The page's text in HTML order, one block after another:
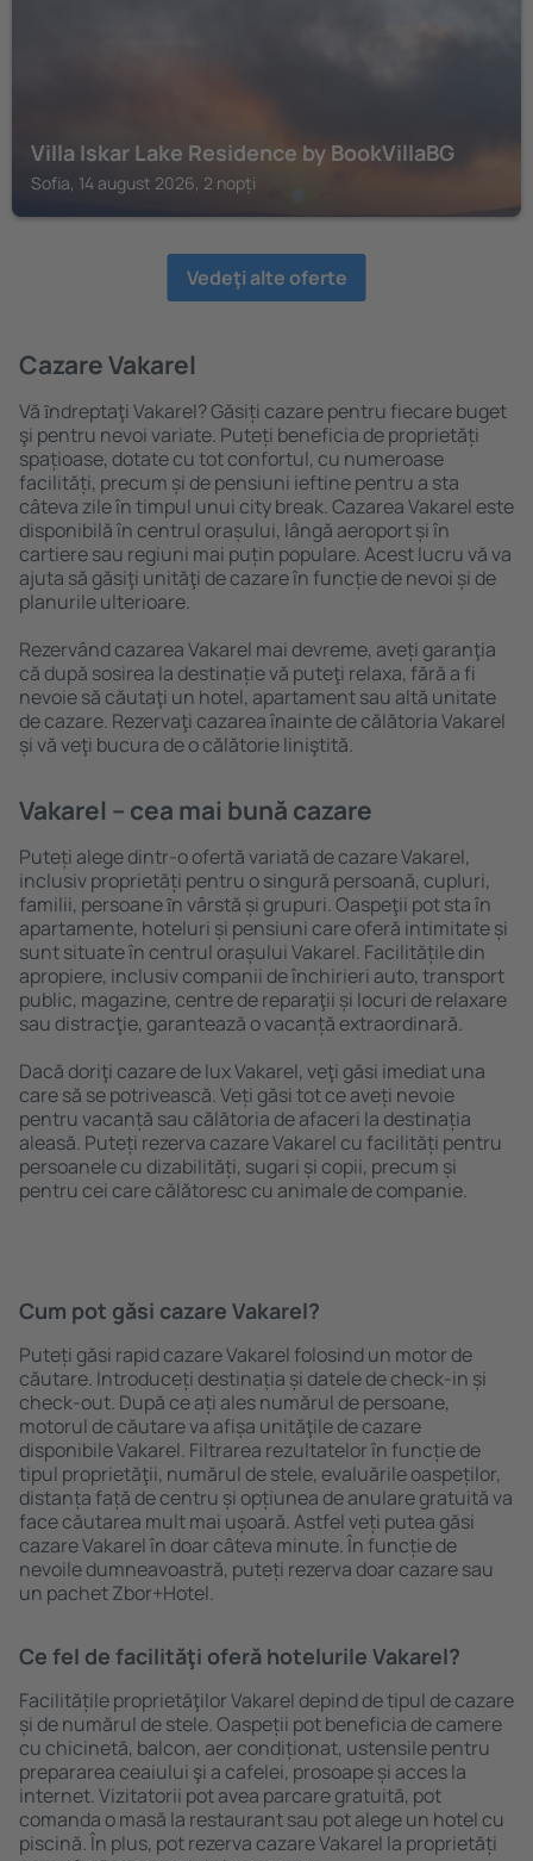
Villa Iskar Lake Residence by BookVillaBG
Sofia, 14 august 2026, 2 nopți
Vedeţi alte oferte
Cazare Vakarel
Vă ȋndreptaţi Vakarel? Găsiți cazare pentru fiecare buget
şi pentru nevoi variate. Puteți beneficia de proprietăți
spațioase, dotate cu tot confortul, cu numeroase
facilități, precum și de pensiuni ieftine pentru a sta
câteva zile în timpul unui city break. Cazarea Vakarel este
disponibilă în centrul orașului, lângă aeroport și în
cartiere sau regiuni mai puțin populare. Acest lucru vă va
ajuta să găsiţi unităţi de cazare în funcție de nevoi și de
planurile ulterioare.
Rezervând cazarea Vakarel mai devreme, aveți garanţia
că după sosirea la destinație vă puteţi relaxa, fără a fi
nevoie să căutaţi un hotel, apartament sau altă unitate
de cazare. Rezervaţi cazarea înainte de călătoria Vakarel
și vă veţi bucura de o călătorie liniştită.
Vakarel – cea mai bună cazare
Puteți alege dintr-o ofertă variată de cazare Vakarel,
inclusiv proprietăți pentru o singură persoană, cupluri,
familii, persoane ȋn vârstă și grupuri. Oaspeţii pot sta în
apartamente, hoteluri și pensiuni care oferă intimitate și
sunt situate în centrul orașului Vakarel. Facilitățile din
apropiere, inclusiv companii de închirieri auto, transport
public, magazine, centre de reparaţii și locuri de relaxare
sau distracţie, garantează o vacanță extraordinară.
Dacă doriţi cazare de lux Vakarel, veţi găsi imediat una
care să se potrivească. Veți găsi tot ce aveți nevoie
pentru vacanță sau călătoria de afaceri la destinația
aleasă. Puteți rezerva cazare Vakarel cu facilități pentru
persoanele cu dizabilități, sugari și copii, precum și
pentru cei care călătoresc cu animale de companie.
Cum pot găsi cazare Vakarel?
Puteți găsi rapid cazare Vakarel folosind un motor de
căutare. Introduceți destinația și datele de check-in și
check-out. După ce ați ales numărul de persoane,
motorul de căutare va afișa unităţile de cazare
disponibile Vakarel. Filtrarea rezultatelor în funcție de
tipul proprietăţii, numărul de stele, evaluările oaspeților,
distanța față de centru și opțiunea de anulare gratuită va
face căutarea mult mai ușoară. Astfel veți putea găsi
cazare Vakarel în doar câteva minute. În funcție de
nevoile dumneavoastră, puteți rezerva doar cazare sau
un pachet Zbor+Hotel.
Ce fel de facilităţi oferă hotelurile Vakarel?
Facilitățile proprietăţilor Vakarel depind de tipul de cazare
și de numărul de stele. Oaspeții pot beneficia de camere
cu chicinetă, balcon, aer condiționat, ustensile pentru
prepararea ceaiului şi a cafelei, prosoape și acces la
internet. Vizitatorii pot avea parcare gratuită, pot
comanda o masă la restaurant sau pot alege un hotel cu
piscină. În plus, pot rezerva cazare Vakarel la proprietăți